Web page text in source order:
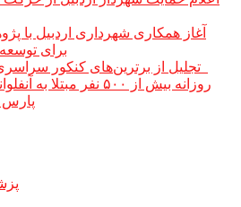
برای
پارس